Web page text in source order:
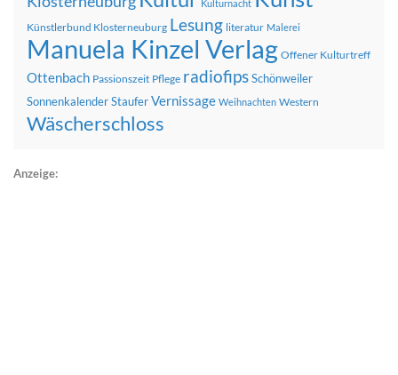
Kulturnacht
Künstlerbund Klosterneuburg Lesung literatur Malerei
Manuela Kinzel Verlag Offener Kulturtreff
Ottenbach Passionszeit Pflege radiofipsSchönweiler
SonnenkalenderStauferVernissage Weihnachten Western
Wäscherschloss
Anzeige: